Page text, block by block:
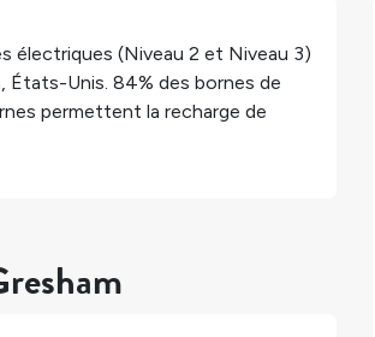
électriques (Niveau 2 et Niveau 3)
, États-Unis. 84% des bornes de
permettent la recharge de